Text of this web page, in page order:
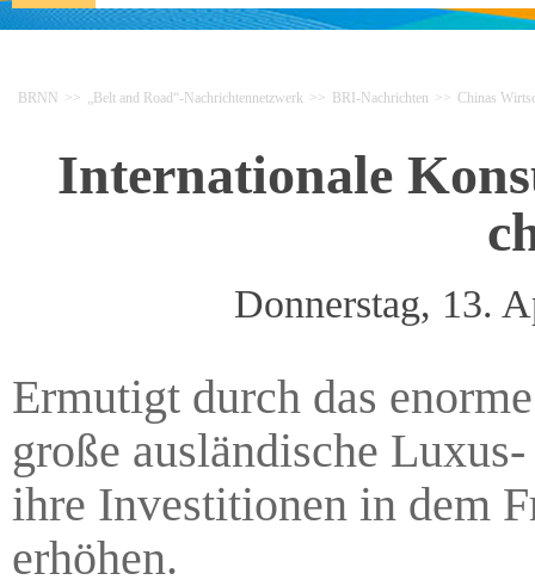
BRNN >> „Belt and Road“-Nachrichtennetzwerk >> BRI-Nachrichten >> Chinas
Internationale
Donnerstag, 13.
Ermutigt durch das
große ausländische
ihre Investitionen in dem
erhöhen.